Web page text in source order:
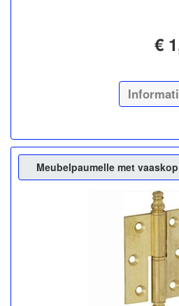
€
Meubelpaumelle met